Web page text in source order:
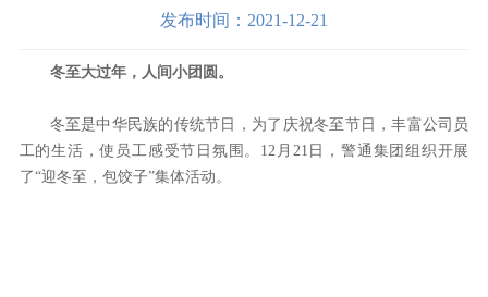
发布时间：2021-12-21
冬至大过年，人间小团圆。
冬至是中华民族的传统节日，为了庆祝冬至节日，丰富公司员
工的生活，使员工感受节日氛围。12月21日，警通集团组织开展
了“迎冬至，包饺子”集体活动。